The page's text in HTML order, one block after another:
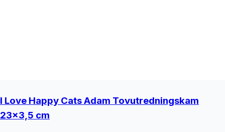
I Love Happy Cats Adam Tovutredningskam
23x3,5 cm